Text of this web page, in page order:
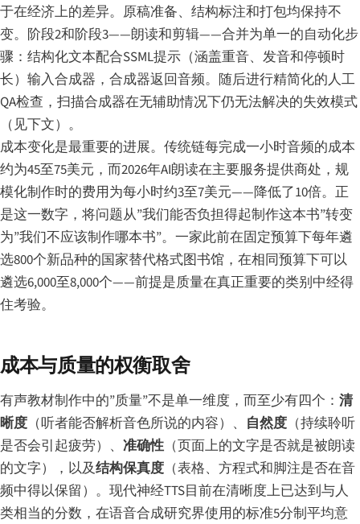
于在经济上的差异。原稿准备、结构标注和打包均保持不
变。阶段2和阶段3——朗读和剪辑——合并为单一的自动化步
骤：结构化文本配合SSML提示（涵盖重音、发音和停顿时
长）输入合成器，合成器返回音频。随后进行精简化的人工
QA检查，扫描合成器在无辅助情况下仍无法解决的失效模式
（见下文）。
成本变化是最重要的进展。传统链每完成一小时音频的成本
约为45至75美元，而2026年AI朗读在主要服务提供商处，规
模化制作时的费用为每小时约3至7美元——降低了10倍。正
是这一数字，将问题从”我们能否负担得起制作这本书”转变
为”我们不应该制作哪本书”。一家此前在固定预算下每年遴
选800个新品种的国家替代格式图书馆，在相同预算下可以
遴选6,000至8,000个——前提是质量在真正重要的类别中经得
住考验。
成本与质量的权衡取舍
有声教材制作中的”质量”不是单一维度，而至少有四个： 清
晰度 （听者能否解析音色所说的内容）、 自然度 （持续聆听
是否会引起疲劳）、 准确性 （页面上的文字是否就是被朗读
的文字），以及结构保真度 （表格、方程式和脚注是否在音
频中得以保留）。现代神经TTS目前在清晰度上已达到与人
类相当的分数，在语音合成研究界使用的标准5分制平均意